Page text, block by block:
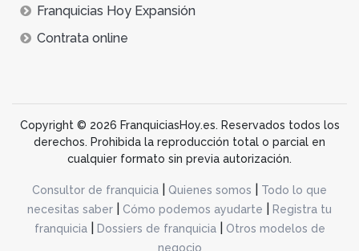
Franquicias Hoy Expansión
Contrata online
Copyright © 2026 FranquiciasHoy.es. Reservados todos los
derechos. Prohibida la reproducción total o parcial en
cualquier formato sin previa autorización.
Consultor de franquicia Quienes somos
Todo lo que
necesitas saber
Cómo podemos ayudarte
Registra tu
franquicia| Dossiers de franquicia|
Otros modelos de
negocio